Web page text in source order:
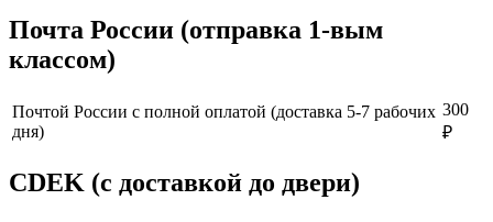
Почта России (отправка 1-вым
классом)
Почтой России с полной оплатой (доставка 5-7 рабочих
дня)
300
₽
CDEK (с доставкой до двери)